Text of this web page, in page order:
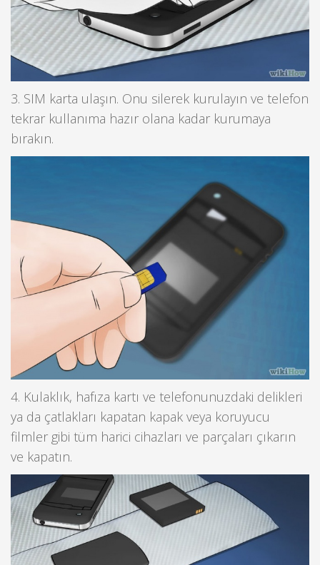
3. SIM karta ulaşın. Onu silerek kurulayın ve telefon
tekrar kullanıma hazır olana kadar kurumaya
bırakın.
4. Kulaklık, hafıza kartı ve telefonunuzdaki delikleri
ya da çatlakları kapatan kapak veya koruyucu
filmler gibi tüm harici cihazları ve parçaları çıkarın
ve kapatın.